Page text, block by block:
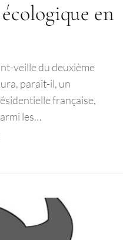
en
veille du deuxième
paraît-il, un
française,
les…